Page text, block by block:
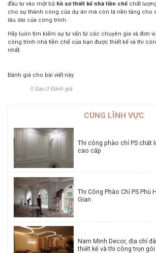
đầu tư vào một bộ hồ sơ thiết kế nhà tiền chế chất
cho sự thành công của dự án mà còn là nền tảng cho
lâu dài của công trình.
Hãy luôn tìm kiếm sự tư vấn từ các chuyên gia và đơn
công trình nhà tiền chế của bạn được thiết kế và thi
nhất.
Đánh giá cho bài viết này
0 Sao 0 Đánh giá
CÙNG LĨNH VỰC
Thi công phào chỉ PS chất
cao cấp
Thi Công Phào Chỉ PS Phù
Gian
Nam Minh Decor, địa chỉ
thiết kế và thi công trọn gói